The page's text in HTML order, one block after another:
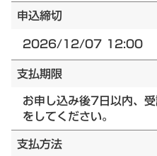
申込締切
2026/12/07 12:00
支払期限
お申し込み後7日以内、
をしてください。
支払方法